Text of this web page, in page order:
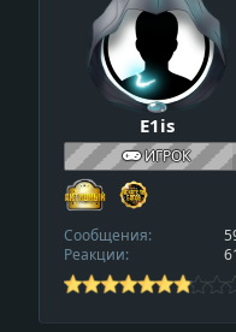
ч
л
а
w
_
p
r
o
e
E1is
ИГРОК
Сообщения
Реакции